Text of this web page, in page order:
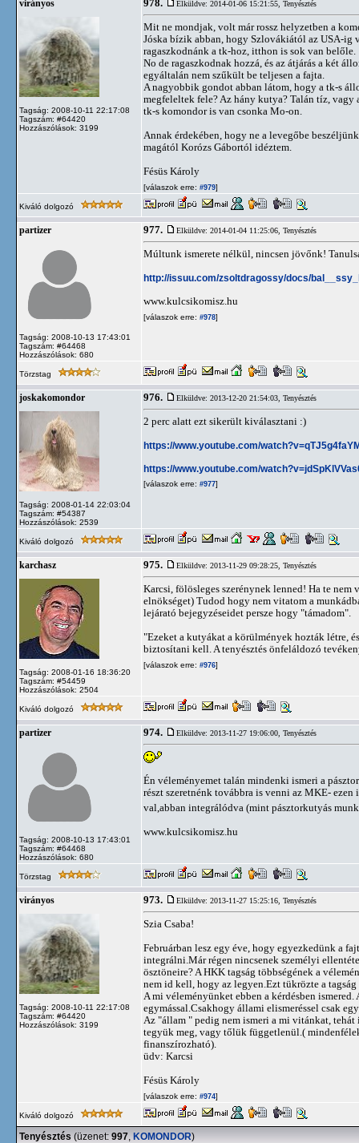
virányos
Tagság: 2008-10-11 22:17:08
Tagszám: #64420
Hozzászólások: 3199
978. Elküldve: 2014-01-06 15:21:55, Tenyésztés
Mit ne mondjak, volt már rossz helyzetben a
Jóska bízik abban, hogy Szlovákiától az USA-ig
ragaszkodnánk a tk-hoz, itthon is sok van belőle.
No de ragaszkodnak hozzá, és az átjárás a két
egyáltalán nem szűkült be teljesen a fajta.
A nagyobbik gondot abban látom, hogy a tk-s
megfeleltek fele? Az hány kutya? Talán tíz,
tk-s komondor is van csonka Mo-on.
Annak érdekében, hogy ne a levegőbe
magától Korózs Gábortól idéztem.
Fésüs Károly
[válaszok erre: #979]
Kiváló dolgozó
partizer
Tagság: 2008-10-13 17:43:01
Tagszám: #64468
Hozzászólások: 680
977. Elküldve: 2014-01-04 11:25:06, Tenyésztés
Múltunk ismerete nélkül, nincsen jövőnk!
http://issuu.com/zsoltdragossy/docs/
www.kulcsikomisz.hu
[válaszok erre: #978]
Törzstag
joskakomondor
Tagság: 2008-01-14 22:03:04
Tagszám: #54387
Hozzászólások: 2539
976. Elküldve: 2013-12-20 21:54:03, Tenyésztés
2 perc alatt ezt sikerült kiválasztani :)
https://www.youtube.com/
https://www.youtube.com/
[válaszok erre: #977]
Kiváló dolgozó
karchasz
Tagság: 2008-01-16 18:36:20
Tagszám: #54459
Hozzászólások: 2504
975. Elküldve: 2013-11-29 09:28:25, Tenyésztés
Karcsi, fölösleges szerénynek lenned! Ha te
elnökséget) Tudod hogy nem vitatom a
lejárató bejegyzéseidet persze hogy "támadom".
"Ezeket a kutyákat a körülmények hozták létre,
biztosítani kell. A tenyésztés önfeláldozó
[válaszok erre: #976]
Kiváló dolgozó
partizer
Tagság: 2008-10-13 17:43:01
Tagszám: #64468
Hozzászólások: 680
974. Elküldve: 2013-11-27 19:06:00, Tenyésztés
Én véleményemet talán mindenki ismeri a
részt szeretnénk továbbra is venni az MKE-
val,abban integrálódva (mint pásztorkutyás
www.kulcsikomisz.hu
Törzstag
virányos
Tagság: 2008-10-11 22:17:08
Tagszám: #64420
Hozzászólások: 3199
973. Elküldve: 2013-11-27 15:25:16, Tenyésztés
Szia Csaba!
Februárban lesz egy éve, hogy egyezkedünk a
integrálni.Már régen nincsenek személyi
ösztöneire? A HKK tagság többségének a
nem id kell, hogy az legyen.Ezt tükrözte a tagság
A mi véleményünket ebben a kérdésben
egymással.Csakhogy állami elismeréssel csak
Az "állam " pedig nem ismeri a mi vitánkat,
tegyük meg, vagy tőlük függetlenül.(
finanszírozható).
üdv: Karcsi
Fésüs Károly
[válaszok erre: #974]
Kiváló dolgozó
Tenyésztés (üzenet: 997, KOMONDOR)